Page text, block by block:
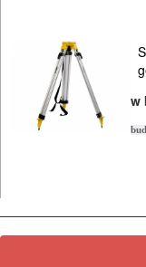
NARZĘDZIA
PILARKI-
MYJKI
w